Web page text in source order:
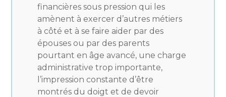
financières sous pression qui les
amènent à exercer d’autres métiers
à côté et à se faire aider par des
épouses ou par des parents
pourtant en âge avancé, une charge
administrative trop importante,
l’impression constante d’être
montrés du doigt et de devoir